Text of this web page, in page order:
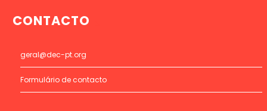
CONTACTO
geral@dec-pt.org
Formulário de contacto